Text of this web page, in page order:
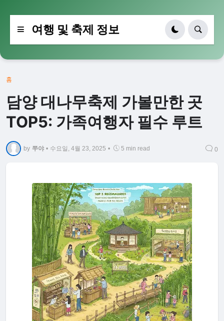
여행 및 축제 정보
홈
담양 대나무축제 가볼만한 곳
TOP5: 가족여행자 필수 루트
by 쭈야 • 수요일, 4월 23, 2025 • 5 min read 0